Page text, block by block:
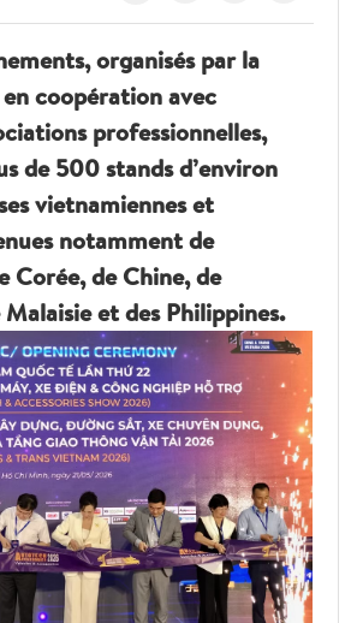
organisés par la
coopération avec
professionnelles,
de 500 stands d’environ
vietnamiennes et
notamment de
Corée, de Chine, de
et des Philippines.